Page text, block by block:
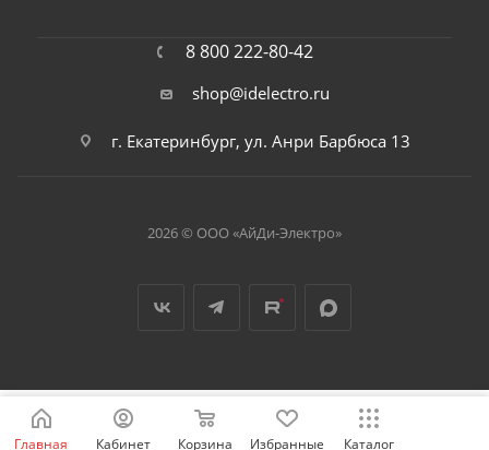
8 800 222-80-42
shop@idelectro.ru
г. Екатеринбург, ул. Анри Барбюса 13
2026 © ООО «АйДи-Электро»
Главная Кабинет Корзина Избранные Каталог